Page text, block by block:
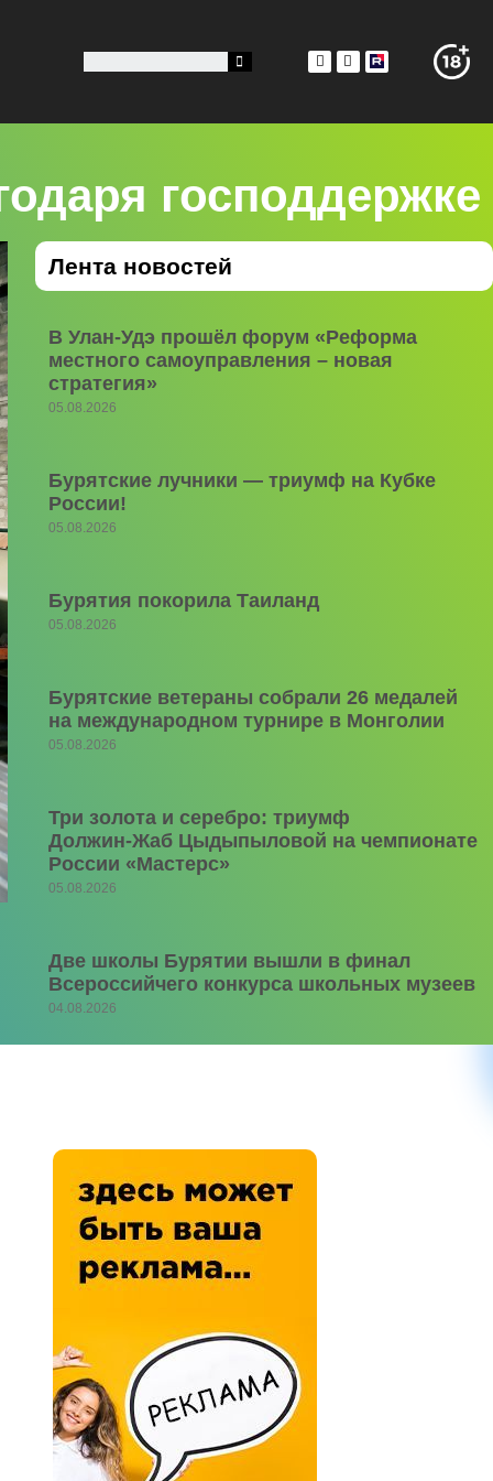
господдержке
Лента новостей
В Улан-Удэ прошёл форум «Реформа
местного самоуправления – новая
стратегия»
05.08.2026
Бурятские лучники — триумф на Кубке
России!
05.08.2026
Бурятия покорила Таиланд
05.08.2026
Бурятские ветераны собрали 26 медалей
на международном турнире в Монголии
05.08.2026
Три золота и серебро: триумф
Должин‑Жаб Цыдыпыловой на чемпионате
России «Мастерс»
05.08.2026
Две школы Бурятии вышли в финал
Всероссийчего конкурса школьных музеев
04.08.2026